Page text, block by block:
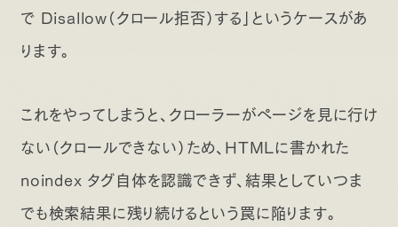
で Disallow（クロール拒否）する」というケースがあ
ります。
これをやってしまうと、クローラーがページを見に行け
ない（クロールできない）ため、HTMLに書かれた
noindex タグ自体を認識できず、結果としていつま
でも検索結果に残り続けるという罠に陥ります。